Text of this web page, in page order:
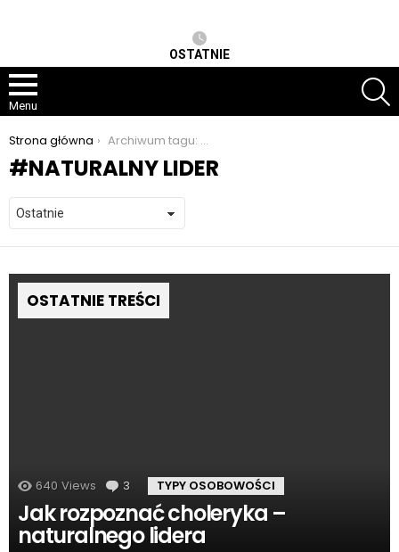
OSTATNIE
Menu
Jesteś tutaj:
Strona główna Archiwum tagu: naturalny lider
NATURALNY LIDER
OSTATNIE TREŚCI
640 Views 3 komentarze
TYPY OSOBOWOŚCI
Jak rozpoznać choleryka –
naturalnego lidera